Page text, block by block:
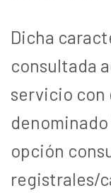
Dicha
consultada
servicio con
denominado
opción
registrales/